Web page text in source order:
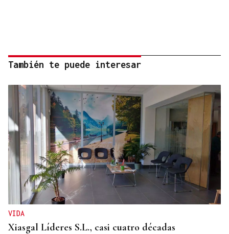
También te puede interesar
VIDA
Xiasgal Líderes S.L., casi cuatro décadas